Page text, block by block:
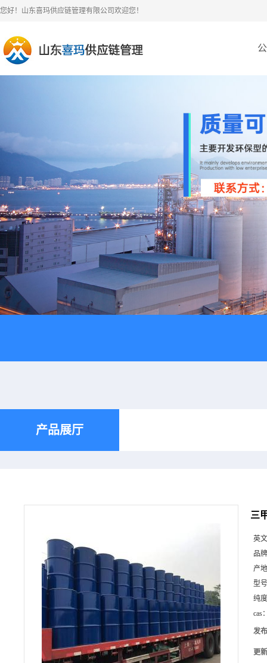
您好！山东喜玛供应链管理有限公司欢迎您！
产品展厅
三
英
品
产
型
纯
cas
发
更